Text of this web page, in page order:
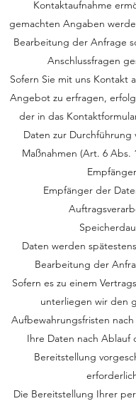
Kontaktaufnahme
gemachten Angaben
Bearbeitung der Anfrage
Anschlussfragen
Sofern Sie mit uns Kontakt
Angebot zu erfragen,
der in das
Daten zur Durchführung
Maßnahmen (Art. 6 Abs.
Empfänger der
Daten werden
Bearbeitung der
Sofern es zu einem
unterliegen wir den
Aufbewahrungsfristen
Ihre Daten nach Ablauf
Bereitstellung
Die Bereitstellung Ihrer